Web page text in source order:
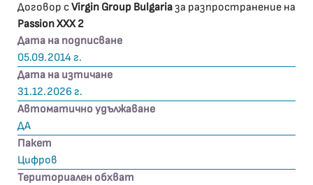
Договор сVirgin Group Bulgariaза разпространение на
Passion XXX 2
Дата на подписване
05.09.2014 г.
Дата на изтичане
31.12.2026 г.
Автоматично удължаване
ДА
Пакет
Цифров
Териториален обхват